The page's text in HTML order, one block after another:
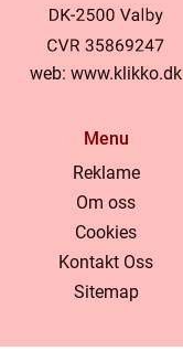
web: www.klikko.dk
Menu
Reklame
Om oss
Cookies
Kontakt Oss
Sitemap